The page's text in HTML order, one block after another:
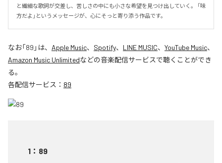
と繊細な歌詞が交差し、苦しさの中にも小さな希望を見つけ出していく。 「味
方だよ」というメッセージが、心にそっと寄り添う作品です。
なお「89 」は、 Apple Music、 Spotify、 LINE MUSIC、 YouTube Music、
Amazon Music Unlimitedなどの音楽配信サービスで聴くことができ
る。
各配信サービス： 89
1 ： 89